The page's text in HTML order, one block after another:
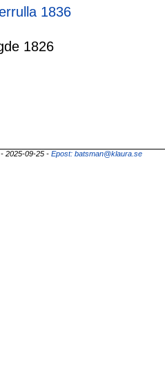
1836
1826
- 2025-09-25 - Epost: batsman@klaura.se